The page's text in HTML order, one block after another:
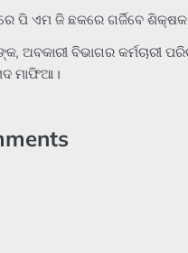
ପି ଏମ ଜି ଛକରେ ଗର୍ଜିବେ ଶିକ୍ଷକ
ଅବକାରୀ ବିଭାଗର କର୍ମଚାରୀ
ମାଫିଆ।